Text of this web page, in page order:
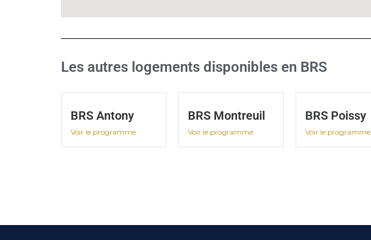
Les autres logements disponibles en BRS
BRS Antony
Voir le programme
BRS Montreuil
Voir le programme
BRS Poissy
Voir le programme